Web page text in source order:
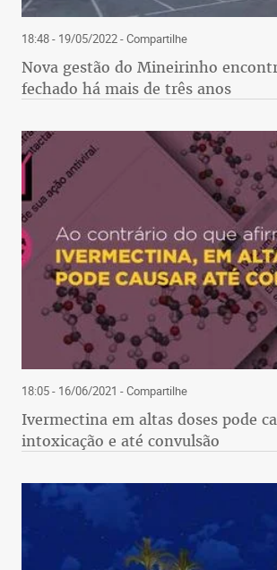
18:48 - 19/05/2022- Compartilhe
Nova gestão do Mineirinho
fechado há mais de três anos
18:05 - 16/06/2021 - Compartilhe
Ivermectina em altas doses pode
intoxicação e até convulsão